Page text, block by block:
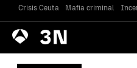
Crisis Ceuta Mafia criminal
Antena
3 Noticias